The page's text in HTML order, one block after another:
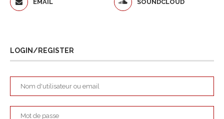
EMAIL SOUNDCLOUD
LOGIN/REGISTER